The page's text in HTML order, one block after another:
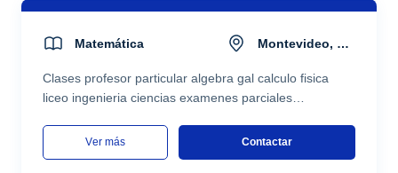
Matemática Montevideo, montevideo 09...
Clases profesor particular algebra gal calculo fisica
liceo ingenieria ciencias examenes parciales
ver más Contactar